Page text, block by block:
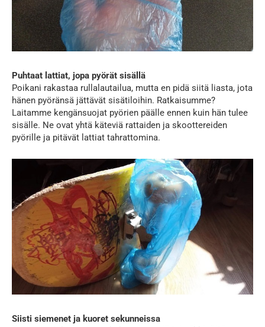
Puhtaat lattiat, jopa pyörät sisällä
Poikani rakastaa rullalautailua, mutta en pidä siitä liasta, jota
hänen pyöränsä jättävät sisätiloihin. Ratkaisumme?
Laitamme kengänsuojat pyörien päälle ennen kuin hän tulee
sisälle. Ne ovat yhtä käteviä rattaiden ja skoottereiden
pyörille ja pitävät lattiat tahrattomina.
Siisti siemenet ja kuoret sekunneissa